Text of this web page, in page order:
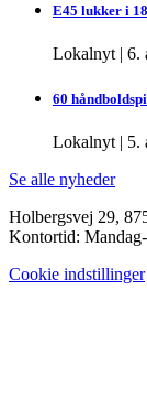
E45 lukker i
Lokalnyt | 6.
60
Lokalnyt | 5.
Se alle nyheder
Holbergsvej 29,
Kontortid:
Cookie indstillinger